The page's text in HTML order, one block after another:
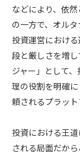
などにより、依
の一方で、オルタ
投資運営におけ
段と厳しさを増
ジャー」として
理の役割を明確
頼されるプラット
投資における王
される局面だか